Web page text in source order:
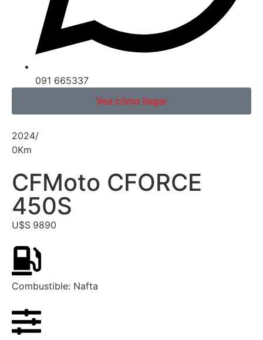
091 665337
Vea cómo llegar
2024/
0Km
CFMoto CFORCE
450S
U$S 9890
Combustible: Nafta